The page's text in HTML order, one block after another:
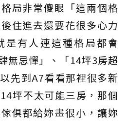
局非常傻眼「這兩個格
住進去還要花很多心力
是有人連這種格局都會
無忌憚」、「14坪3房超
先到A7看看那裡很多新
坪不太可能三房，那個
俱都給妳畫很小，讓妳